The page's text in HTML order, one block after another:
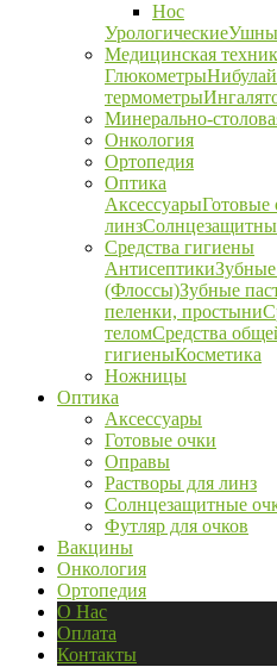
Нос
Урологические
Медицинская
Глюкометры
термометры
Минерально-
Онкология
Ортопедия
Оптика
АксессуарыГотовые
линз
Средства гигиены
Антисептики
(Флоссы)Зубные
пеленки, простыни
теломСредства
гигиеныКосметика
Ножницы
Оптика
Аксессуары
Готовые очки
Оправы
Растворы для линз
Солнцезащитные
Футляр для очков
Вакцины
Онкология
Ортопедия
О Нас
Оплата
Контакты